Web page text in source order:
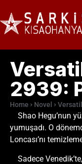
2939:
Home Novel
Shao Hegu’nun
yumuşadı. O
Loncası’nı
Sadece